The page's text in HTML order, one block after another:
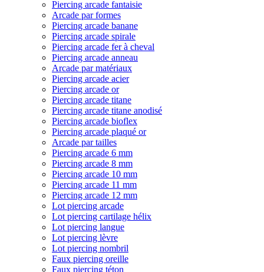
Piercing arcade fantaisie
Arcade par formes
Piercing arcade banane
Piercing arcade spirale
Piercing arcade fer à cheval
Piercing arcade anneau
Arcade par matériaux
Piercing arcade acier
Piercing arcade or
Piercing arcade titane
Piercing arcade titane anodisé
Piercing arcade bioflex
Piercing arcade plaqué or
Arcade par tailles
Piercing arcade 6 mm
Piercing arcade 8 mm
Piercing arcade 10 mm
Piercing arcade 11 mm
Piercing arcade 12 mm
Lot piercing arcade
Lot piercing cartilage hélix
Lot piercing langue
Lot piercing lèvre
Lot piercing nombril
Faux piercing oreille
Faux piercing téton